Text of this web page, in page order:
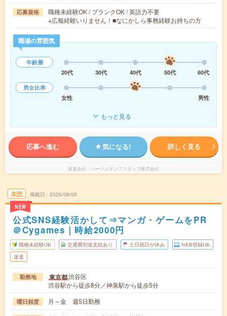
応募資格
職種未経験OK / ブランクOK / 英語力不要
※広報経験いりません！■なにかしら事務経験お持ちの方
職場の雰囲気
年齢層
20代
30代 40代 50代
60代
男女比率
女性
男性
もっと見る
応募へ進む 気になる! 詳しく見る
派遣会社 パーソルテンプスタッフ株式会社
未読
NEW
掲載日 2026/08/05
公式SNS経験活かして⇒マンガ・ゲームをPR
＠Cygames｜時給2000円
職種未経験OK 交通費別途支給あり 土日祝日が休み WEB登録OK
派遣
勤務地 東京都渋谷区
渋谷駅から徒歩8分／神泉駅から徒歩5分
曜日頻度 月～金 週5日勤務